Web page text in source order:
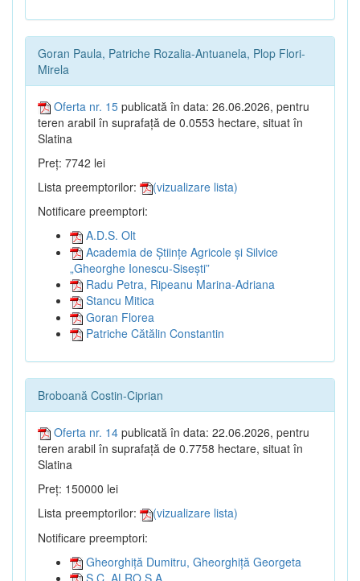
Goran Paula, Patriche Rozalia-Antuanela, Plop Flori-
Mirela
Oferta nr. 15 publicată în data: 26.06.2026, pentru
teren arabil în suprafață de 0.0553 hectare, situat în
Slatina
Preț: 7742 lei
Lista preemptorilor:
(vizualizare lista)
Notificare preemptori:
A.D.S. Olt
Academia de Științe Agricole și Silvice
„Gheorghe Ionescu-Sisești”
Radu Petra, Ripeanu Marina-Adriana
Stancu Mitica
Goran Florea
Patriche Cătălin Constantin
Broboană Costin-Ciprian
Oferta nr. 14 publicată în data: 22.06.2026, pentru
teren arabil în suprafață de 0.7758 hectare, situat în
Slatina
Preț: 150000 lei
Lista preemptorilor:
(vizualizare lista)
Notificare preemptori:
Gheorghiță Dumitru, Gheorghiță Georgeta